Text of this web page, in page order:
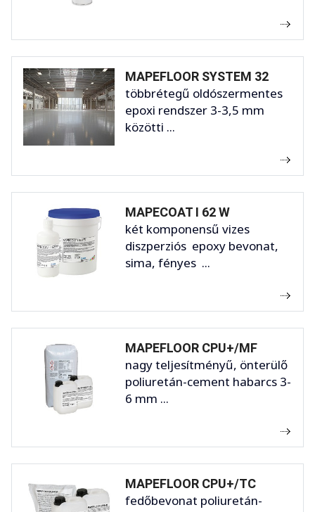
MAPEFLOOR SYSTEM 32
többrétegű oldószermentes
epoxi rendszer 3-3,5 mm
közötti ...
MAPECOAT I 62 W
két komponensű vizes
diszperziós epoxy bevonat,
sima, fényes ...
MAPEFLOOR CPU+/MF
nagy teljesítményű, önterülő
poliuretán-cement habarcs 3-
6 mm ...
MAPEFLOOR CPU+/TC
fedőbevonat poliuretán-